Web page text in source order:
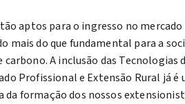
aptos para o ingresso no mercado
mais do que fundamental para a
A inclusão das Tecnologias
Profissional e Extensão Rural já é
formação dos nossos